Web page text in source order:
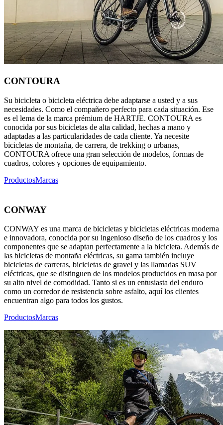
CONTOURA
Su bicicleta o bicicleta eléctrica debe adaptarse a usted y a sus
necesidades. Como el compañero perfecto para cada situación. Ese
es el lema de la marca prémium de HARTJE. CONTOURA es
conocida por sus bicicletas de alta calidad, hechas a mano y
adaptadas a las particularidades de cada cliente. Ya necesite
bicicletas de montaña, de carrera, de trekking o urbanas,
CONTOURA ofrece una gran selección de modelos, formas de
cuadros, colores y opciones de equipamiento.
ProductosMarcas
CONWAY
CONWAY es una marca de bicicletas y bicicletas eléctricas moderna
e innovadora, conocida por su ingenioso diseño de los cuadros y los
componentes que se adaptan perfectamente a la bicicleta. Además de
las bicicletas de montaña eléctricas, su gama también incluye
bicicletas de carreras, bicicletas de gravel y las llamadas SUV
eléctricas, que se distinguen de los modelos producidos en masa por
su alto nivel de comodidad. Tanto si es un entusiasta del enduro
como un corredor de resistencia sobre asfalto, aquí los clientes
encuentran algo para todos los gustos.
ProductosMarcas